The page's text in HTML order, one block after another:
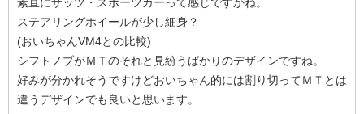
ステアリングホイールが少し細身？
(おいちゃんVM4との比較)
シフトノブがＭＴのそれと見紛うばかりのデザインですね。
好みが分かれそうですけどおいちゃん的には割り切ってＭＴとは
違うデザインでも良いと思います。